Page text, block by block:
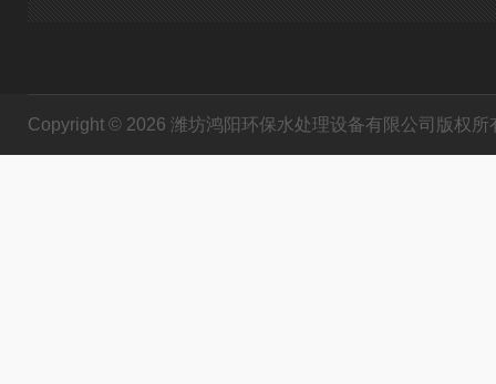
Copyright © 2026 潍坊鸿阳环保水处理设备有限公司版权所